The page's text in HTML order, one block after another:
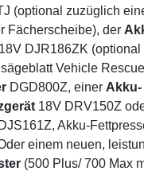
(optional zuzüglich
Fächerscheibe), der
18V DJR186ZK (optional
Vehicle
DGD800Z, einer Akku-
18V DRV150Z
DJS161Z, Akku-
einem neuen,
(500 Plus/ 700 Max